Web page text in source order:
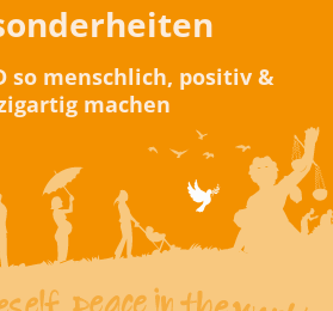
so menschlich, positiv &
machen